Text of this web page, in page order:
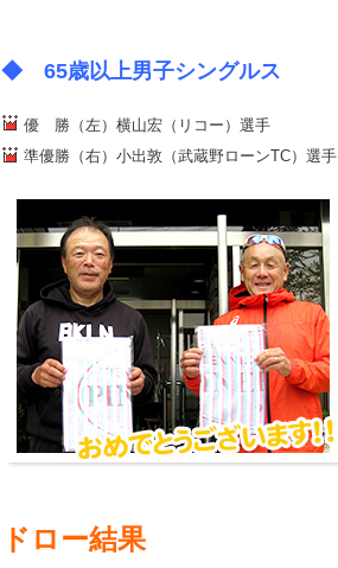
◆ 65歳以上男子シングルス
優 勝（左）横山宏（リコー）選手
準優勝（右）小出敦（武蔵野ローンTC）選手
ドロー結果